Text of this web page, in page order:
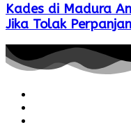
Kades di Madura
Jika Tolak